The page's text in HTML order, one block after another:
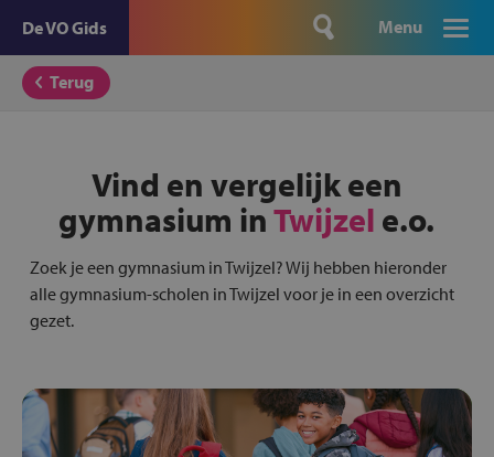
De VO Gids Menu
Terug
Vind en vergelijk een
gymnasium inTwijzel e.o.
Zoek je een gymnasium in Twijzel? Wij hebben hieronder
alle gymnasium-scholen in Twijzel voor je in een overzicht
gezet.